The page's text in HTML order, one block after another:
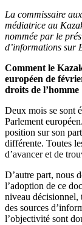
La commissaire
médiatrice au
nommée par le
d’informations sur
Comment le
européen de
droits de l’homme
Deux mois se sont
Parlement
position sur son
différente. Toutes
d’avancer et de
D’autre part, nous
l’adoption de ce
niveau décisionnel,
des sources
l’objectivité sont